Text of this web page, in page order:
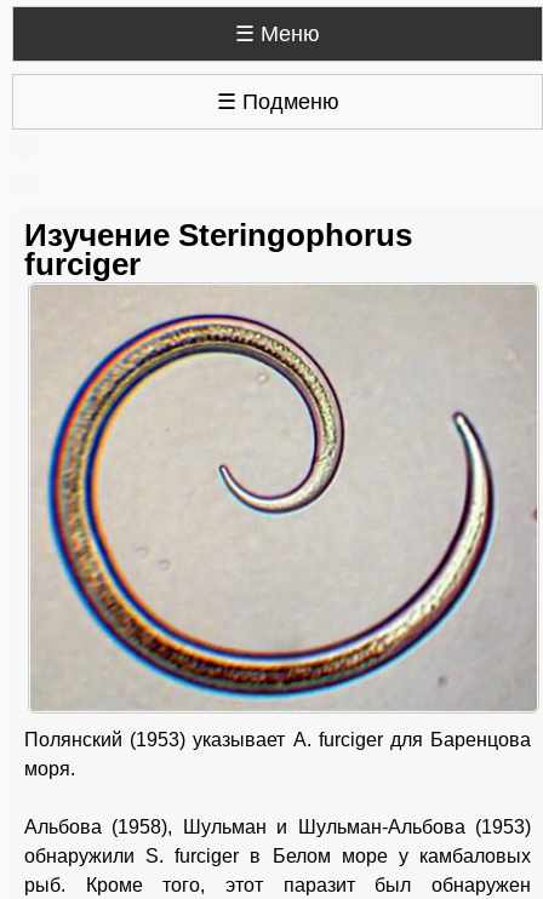
☰ Меню
☰ Подменю
Изучение Steringophorus
furciger
Полянский (1953) указывает A. furciger для Баренцова
моря.
Альбова (1958), Шульман и Шульман-Альбова (1953)
обнаружили S. furciger в Белом море у камбаловых
рыб. Кроме того, этот паразит был обнаружен